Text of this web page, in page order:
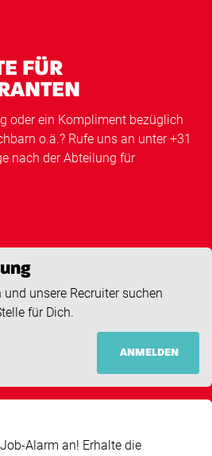
FÜR
oder ein Kompliment bezüglich
o.ä.? Rufe uns an unter +31
nach der Abteilung für
unsere Recruiter suchen
für Dich.
ANMELDEN
Alarm an! Erhalte die